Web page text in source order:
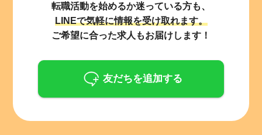
転職活動を始めるか迷っている方も、
LINEで気軽に情報を受け取れます。
ご希望に合った求人もお届けします！
友だちを追加する